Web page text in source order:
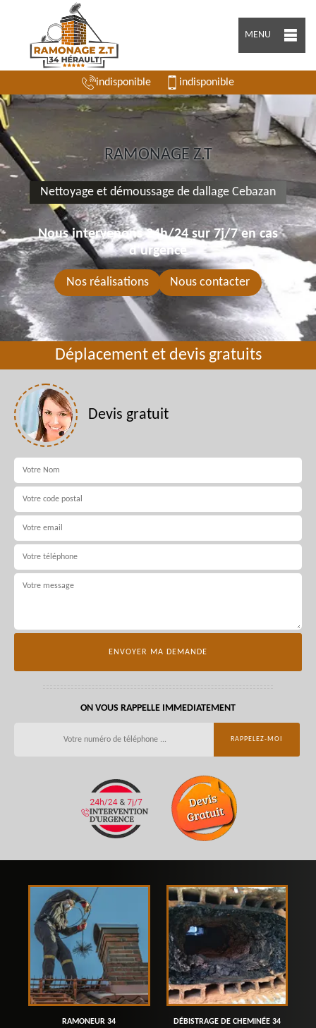
MENU
indisponible indisponible
RAMONAGE Z.T
Nettoyage et démoussage de dallage Cebazan
Nous intervenons 24h/24 sur 7j/7 en cas
d'urgence
Nos réalisations Nous contacter
Déplacement et devis gratuits
Devis gratuit
ON VOUS RAPPELLE IMMEDIATEMENT
RAMONEUR 34 DÉBISTRAGE DE CHEMINÉE 34